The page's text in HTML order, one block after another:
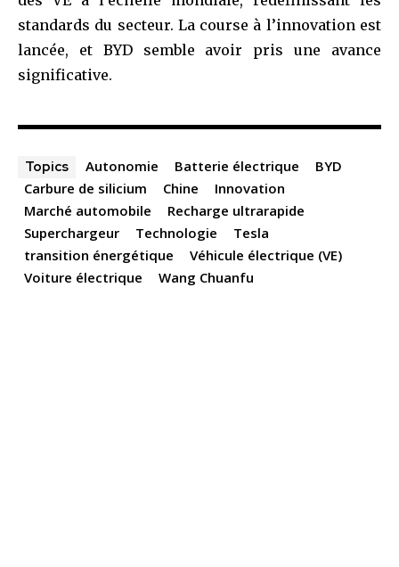
standards du secteur. La course à l’innovation est
lancée, et BYD semble avoir pris une avance
significative.
Topics Autonomie Batterie électrique
BYD
Carbure de silicium
Chine
Innovation
Marché automobile
Recharge ultrarapide
Superchargeur
Technologie
Tesla
transition énergétique
Véhicule électrique (VE)
Voiture électrique
Wang Chuanfu